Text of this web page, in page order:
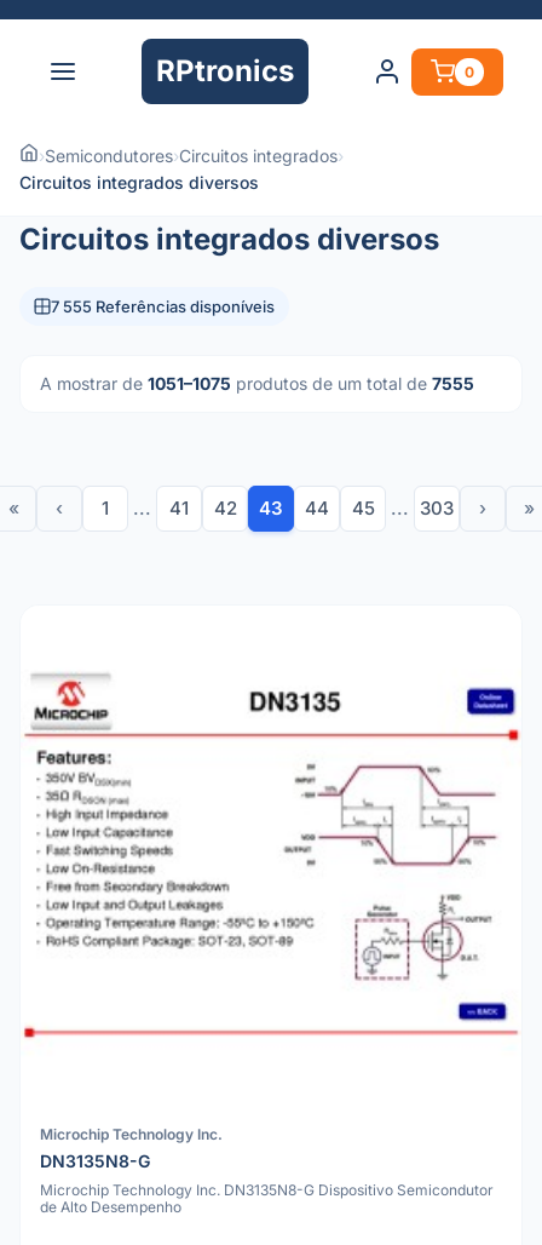
RPtronics 0
›Semicondutores›Circuitos integrados›
Circuitos integrados diversos
Circuitos integrados diversos
7 555 Referências disponíveis
A mostrar de 1051–1075 produtos de um total de 7555
« ‹ 1 ... 41 42 43 44 45 ... 303 › »
Microchip Technology Inc.
DN3135N8-G
Microchip Technology Inc. DN3135N8-G Dispositivo Semicondutor
de Alto Desempenho